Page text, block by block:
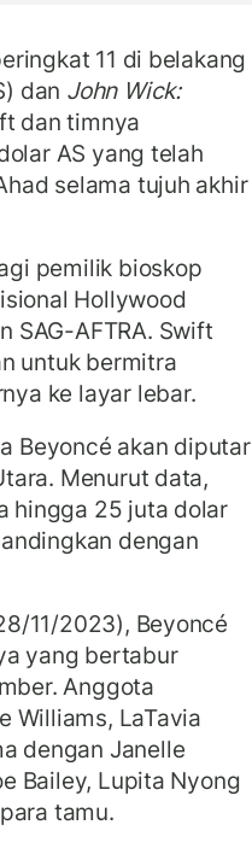
11 di belakang
dan John Wick:
dan timnya
AS yang telah
selama tujuh akhir
pemilik bioskop
Hollywood
SAG-AFTRA. Swift
untuk bermitra
ke layar lebar.
Beyoncé akan diputar
Menurut data,
hingga 25 juta dolar
dengan
11/2023), Beyoncé
yang bertabur
Anggota
Williams, LaTavia
dengan Janelle
Bailey, Lupita Nyong
tamu.